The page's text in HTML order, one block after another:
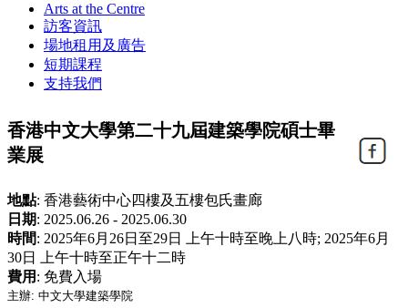
Arts at the Centre
訪客資訊
場地租用及廣告
短期課程
支持我們
香港中文大學第二十九屆建築學院碩士畢
業展
地點: 香港藝術中⼼四樓及五樓包氏畫廊
日期: 2025.06.26 - 2025.06.30
時間: 2025年6月26日至29日 上午十時至晚上八時; 2025年6月
30日 上午十時至正午十二時
費用 : 免費入場
主辦: 中文大學建築學院